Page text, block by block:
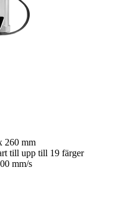
260 mm
till upp till 19 färger
mm/s